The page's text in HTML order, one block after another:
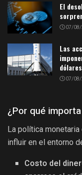
El
07/08/
Las
07/08/
¿Por qué
La política
influir en el entorno
Costo del